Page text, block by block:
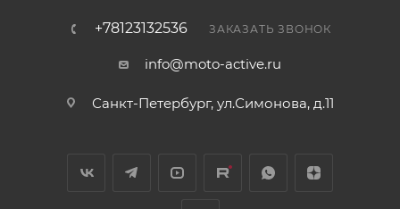
+78123132536 ЗАКАЗАТЬ ЗВОНОК
info@moto-active.ru
Санкт-Петербург, ул.Симонова, д.11